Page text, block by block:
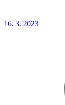
16. 3. 2023